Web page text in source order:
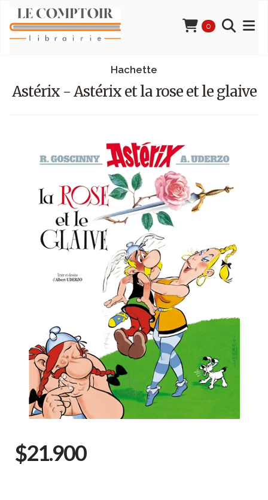
0
Hachette
Astérix - Astérix et la rose et le glaive
$21.900